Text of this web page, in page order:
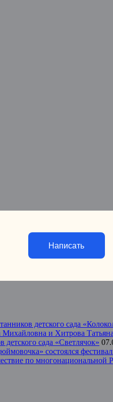
Написать
детского сада
и Хитрова
сада «Светлячок»
состоялся
по многонациональной